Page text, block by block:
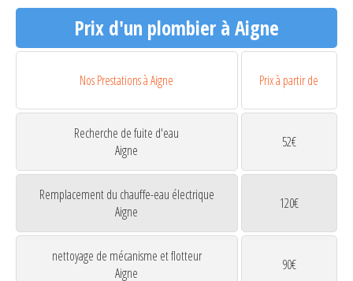
Prix d'un plombier à Aigne
Nos Prestations à Aigne Prix à partir de
Recherche de fuite d'eau
Aigne
52€
Remplacement du chauffe-eau électrique
Aigne
120€
nettoyage de mécanisme et flotteur
Aigne
90€